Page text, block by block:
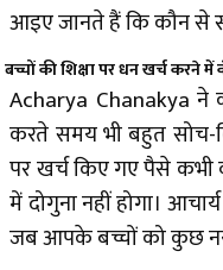
आइए जानते हैं कि कौन से
बच्चों की शिक्षा पर धन खर्च करने
Acharya Chanakya ने
करते समय भी बहुत सोच-
पर खर्च किए गए पैसे कभी
में दोगुना नहीं होगा।
जब आपके बच्चों को कुछ